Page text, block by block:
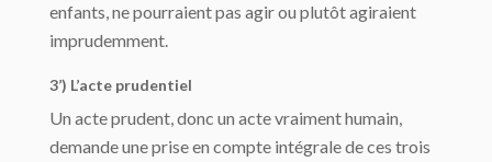
enfants, ne pourraient pas agir ou plutôt agiraient
imprudemment.
3’) L’acte prudentiel
Un acte prudent, donc un acte vraiment humain,
demande une prise en compte intégrale de ces trois